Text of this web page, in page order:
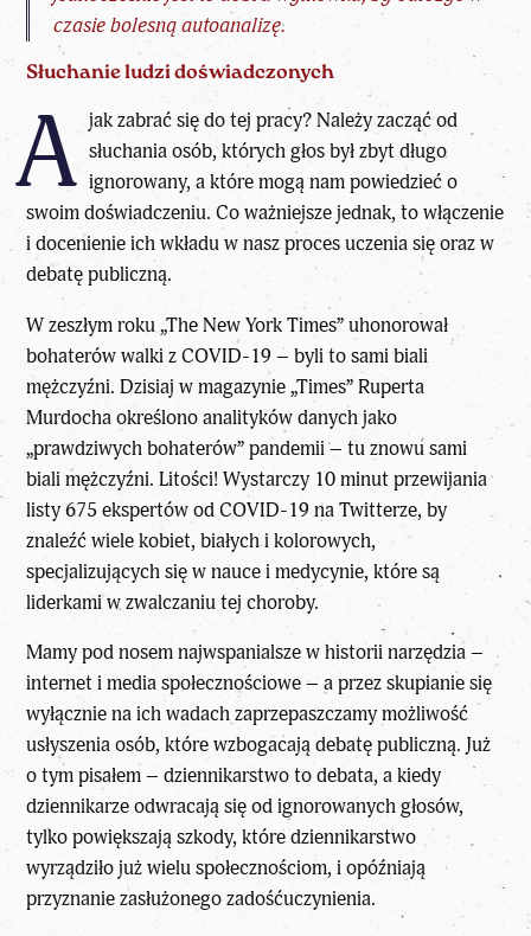
czasie bolesną autoanalizę.
Słuchanie ludzi doświadczonych
A jak zabrać się do tej pracy? Należy zacząć od
słuchania osób, których głos był zbyt długo
ignorowany, a które mogą nam powiedzieć o
swoim doświadczeniu. Co ważniejsze jednak, to włączenie
i docenienie ich wkładu w nasz proces uczenia się oraz w
debatę publiczną.
W zeszłym roku „The New York Times” uhonorował
bohaterów walki z COVID-19 – byli to sami biali
mężczyźni. Dzisiaj w magazynie „Times” Ruperta
Murdocha określono analityków danych jako
„prawdziwych bohaterów” pandemii – tu znowu sami
biali mężczyźni. Litości! Wystarczy 10 minut przewijania
listy 675 ekspertów od COVID-19 na Twitterze, by
znaleźć wiele kobiet, białych i kolorowych,
specjalizujących się w nauce i medycynie, które są
liderkami w zwalczaniu tej choroby.
Mamy pod nosem najwspanialsze w historii narzędzia –
internet i media społecznościowe – a przez skupianie się
wyłącznie na ich wadach zaprzepaszczamy możliwość
usłyszeniaosób, które wzbogacają debatę publiczną. Już
o tym pisałem – dziennikarstwo to debata, a kiedy
dziennikarze odwracają się od ignorowanych głosów,
tylko powiększają szkody, które dziennikarstwo
wyrządziło już wielu społecznościom, i opóźniają
przyznanie zasłużonego zadośćuczynienia.